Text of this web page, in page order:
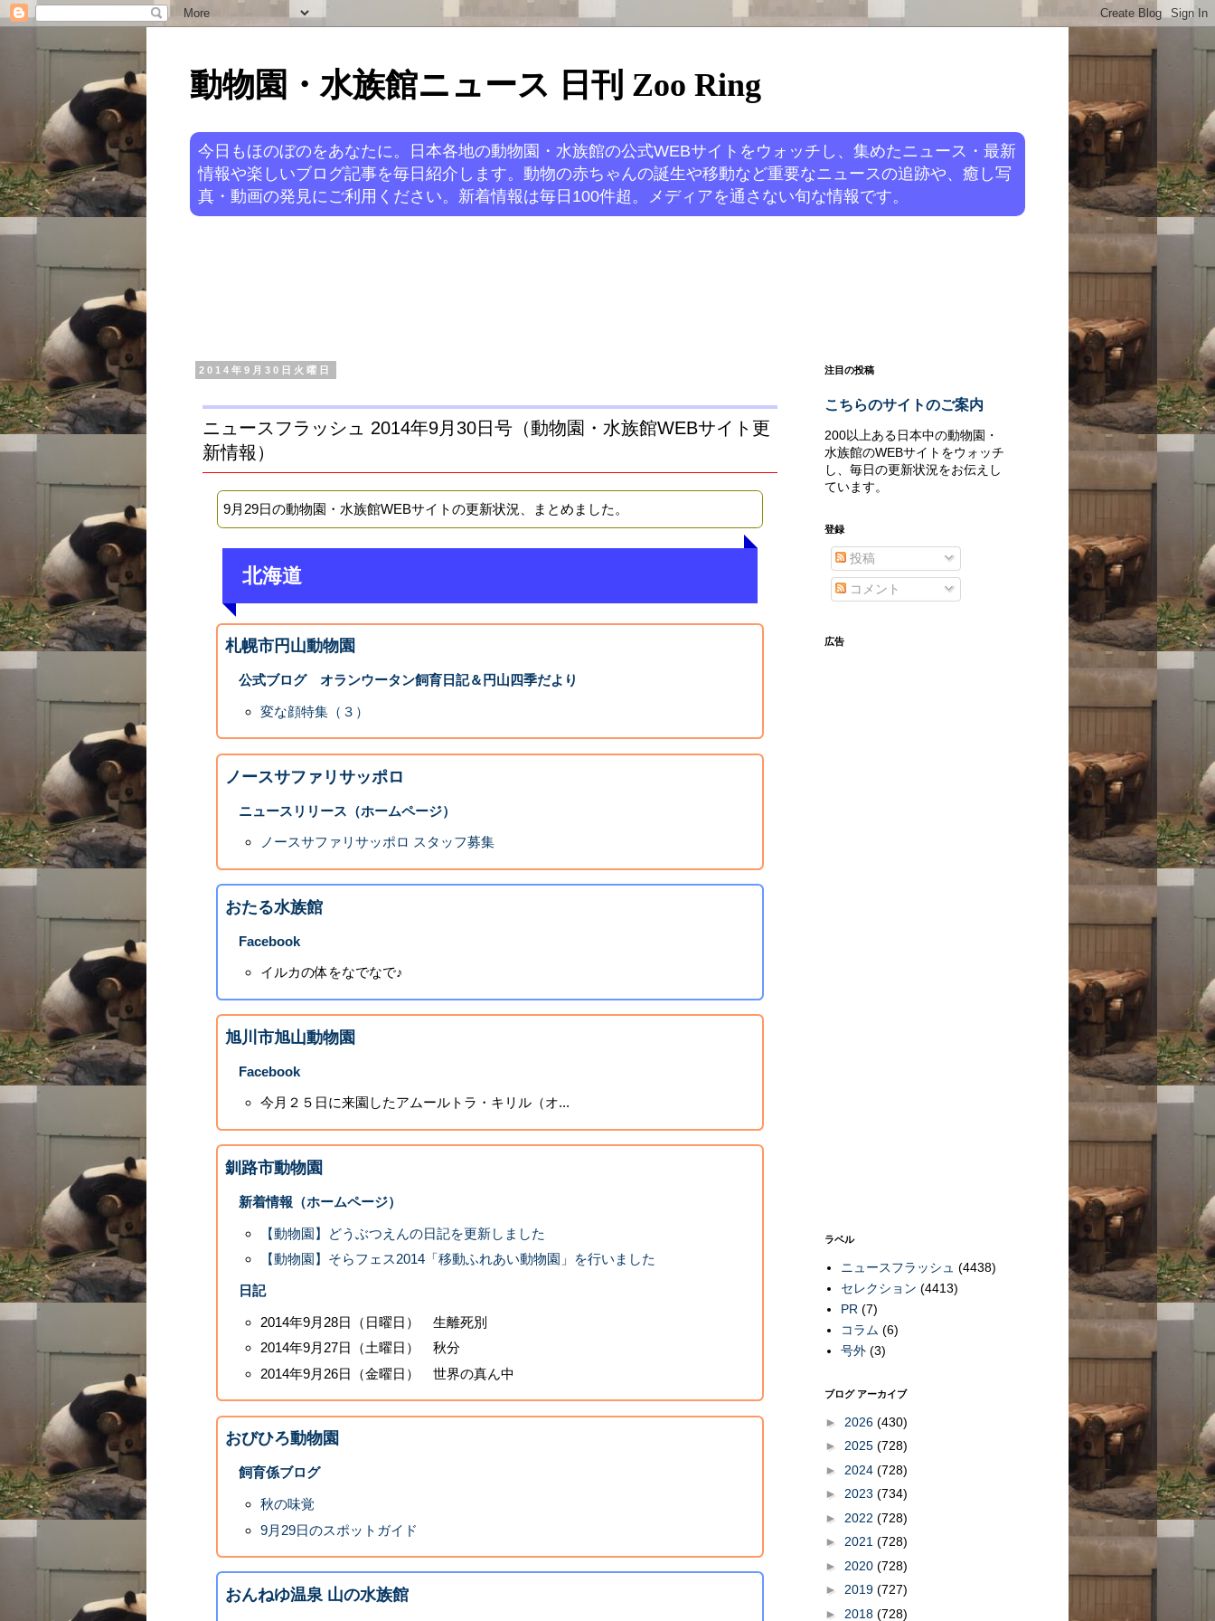
動物園・水族館ニュース 日刊 Zoo Ring
今日もほのぼのをあなたに。日本各地の動物園・水族館の公式WEBサイトをウォッチし、集めたニュース・最新
情報や楽しいブログ記事を毎日紹介します。動物の赤ちゃんの誕生や移動など重要なニュースの追跡や、癒し写
真・動画の発見にご利用ください。新着情報は毎日100件超。メディアを通さない旬な情報です。
2014年9月30日火曜日
ニュースフラッシュ 2014年9月30日号（動物園・水族館WEBサイト更
新情報）
9月29日の動物園・水族館WEBサイトの更新状況、まとめました。
北海道
札幌市円山動物園
公式ブログ オランウータン飼育日記＆円山四季だより
変な顔特集（３）
ノースサファリサッポロ
ニュースリリース（ホームページ）
ノースサファリサッポロ スタッフ募集
おたる水族館
Facebook
イルカの体をなでなで♪
旭川市旭山動物園
Facebook
今月２５日に来園したアムールトラ・キリル（オ...
釧路市動物園
新着情報（ホームページ）
【動物園】どうぶつえんの日記を更新しました
【動物園】そらフェス2014「移動ふれあい動物園」を行いました
日記
2014年9月28日（日曜日） 生離死別
2014年9月27日（土曜日） 秋分
2014年9月26日（金曜日） 世界の真ん中
おびひろ動物園
飼育係ブログ
秋の味覚
9月29日のスポットガイド
おんねゆ温泉 山の水族館
注目の投稿
こちらのサイトのご案内
200以上ある日本中の動物園・
水族館のWEBサイトをウォッチ
し、毎日の更新状況をお伝えし
ています。
登録
投稿
コメント
広告
ラベル
ニュースフラッシュ (4438)
セレクション (4413)
PR (7)
コラム (6)
号外 (3)
ブログ アーカイブ
► 2026 (430)
► 2025 (728)
► 2024 (728)
► 2023 (734)
► 2022 (728)
► 2021 (728)
► 2020 (728)
► 2019 (727)
► 2018 (728)